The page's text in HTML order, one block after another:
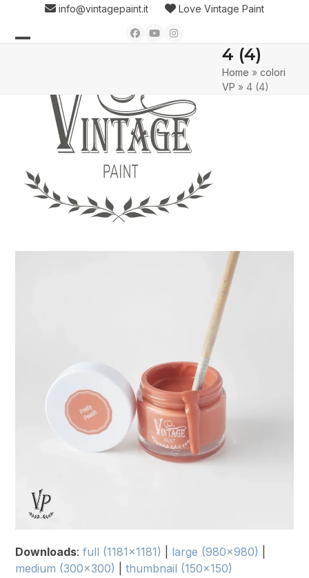
content
info@vintagepaint.it Love Vintage Paint
Facebook
YouTubeInstagram
menu
menu
4 (4)
Home »colori
VP »4 (4)
Downloads:full (1181x1181) large (980x980)
medium (300x300)
|thumbnail (150x150)